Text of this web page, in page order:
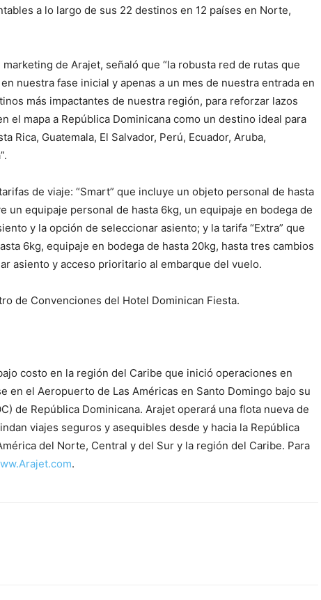
a lo largo de sus 22 destinos en 12 países en Norte,
de Arajet, señaló que “la robusta red de rutas que
nuestra fase inicial y apenas a un mes de nuestra entrada en
más impactantes de nuestra región, para reforzar lazos
el mapa a República Dominicana como un destino ideal para
Rica, Guatemala, El Salvador, Perú, Ecuador, Aruba,
de viaje: “Smart” que incluye un objeto personal de hasta
un equipaje personal de hasta 6kg, un equipaje en bodega de
y la opción de seleccionar asiento; y la tarifa “Extra” que
6kg, equipaje en bodega de hasta 20kg, hasta tres cambios
asiento y acceso prioritario al embarque del vuelo.
de Convenciones del Hotel Dominican Fiesta.
costo en la región del Caribe que inició operaciones en
en el Aeropuerto de Las Américas en Santo Domingo bajo su
de República Dominicana. Arajet operará una flota nueva de
viajes seguros y asequibles desde y hacia la República
del Norte, Central y del Sur y la región del Caribe. Para
.